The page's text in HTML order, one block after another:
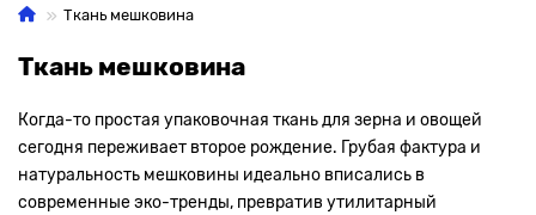
Ткань мешковина
Ткань мешковина
Когда-то простая упаковочная ткань для зерна и овощей
сегодня переживает второе рождение. Грубая фактура и
натуральность мешковины идеально вписались в
современные эко-тренды, превратив утилитарный